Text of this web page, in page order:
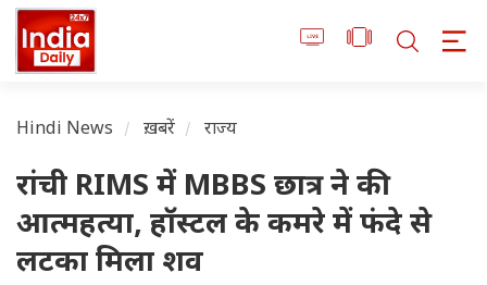
Hindi News ख़बरें राज्य
रांची RIMS में MBBS छात्र ने की
आत्महत्या, हॉस्टल के कमरे में फंदे से
लटका मिला शव